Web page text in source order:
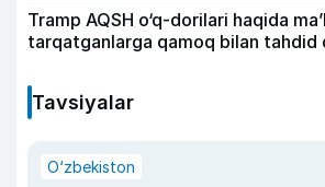
Tramp AQSH o‘q-dorilari haqida
tarqatganlarga qamoq bilan tahdid
Tavsiyalar
O‘zbekiston